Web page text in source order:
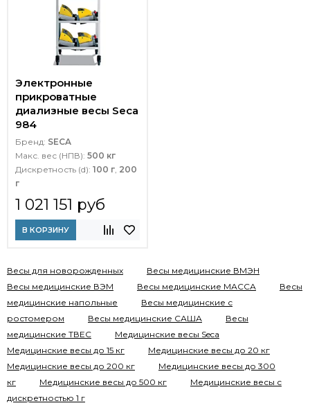
Электронные
прикроватные
диализные весы Seca
984
Бренд: SECA
Макс. вес (НПВ): 500 кг
Дискретность (d): 100 г, 200
г
1 021 151 руб
В КОРЗИНУ
Весы для новорожденных
Весы медицинские ВМЭН
Весы медицинские ВЭМ
Весы медицинские МАССА
Весы
медицинские напольные
Весы медицинские с
ростомером
Весы медицинские САША
Весы
медицинские ТВЕС
Медицинские весы Seca
Медицинские весы до 15 кг
Медицинские весы до 20 кг
Медицинские весы до 200 кг
Медицинские весы до 300
кг
Медицинские весы до 500 кг
Медицинские весы с
дискретностью 1 г